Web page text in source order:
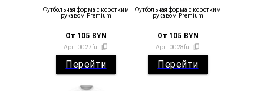
Футбольная форма с коротким
рукавом Premium
От 105 BYN
Арт: 0027fu
Перейти
Футбольная форма с коротким
рукавом Premium
От 105 BYN
Арт: 0028fu
Перейти